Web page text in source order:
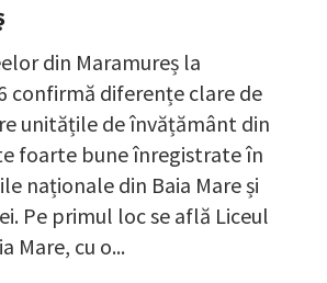
din Maramureș la
confirmă diferențe clare de
unitățile de învățământ din
foarte bune înregistrate în
naționale din Baia Mare și
Pe primul loc se află Liceul
Mare, cu o